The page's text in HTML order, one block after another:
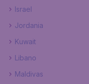
Israel
Jordania
Kuwait
Libano
Maldivas